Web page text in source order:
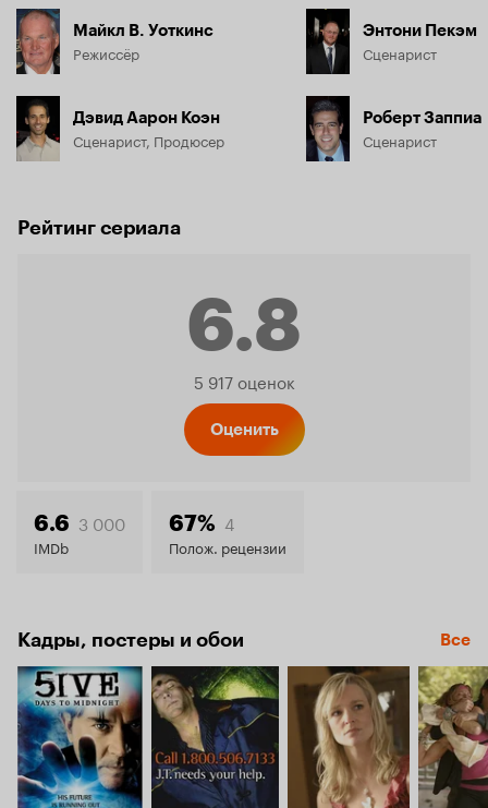
Майкл В. Уоткинс
Режиссёр
Дэвид Аарон Коэн
Сценарист, Продюсер
Энтони Пекэм
Сценарист
Роберт Заппиа
Сценарист
Рейтинг сериала
6.8
Рейтинг
6.8
5 917 оценок
Оценить
6.6 3 000
IMDb
67% 4
Полож. рецензии
Кадры, постеры и обои Все